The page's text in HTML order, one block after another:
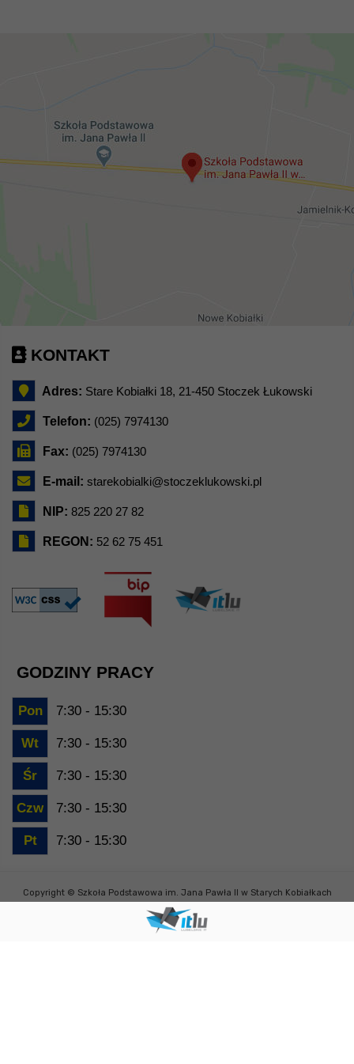
KONTAKT
Adres: Stare Kobiałki 18, 21-450 Stoczek Łukowski
Telefon: (025) 7974130
Fax: (025) 7974130
E-mail: starekobialki@stoczeklukowski.pl
NIP: 825 220 27 82
REGON: 52 62 75 451
GODZINY PRACY
Pon 7:30 - 15:30
Wt 7:30 - 15:30
Śr 7:30 - 15:30
Czw 7:30 - 15:30
Pt 7:30 - 15:30
Copyright © Szkoła Podstawowa im. Jana Pawła II w Starych Kobiałkach